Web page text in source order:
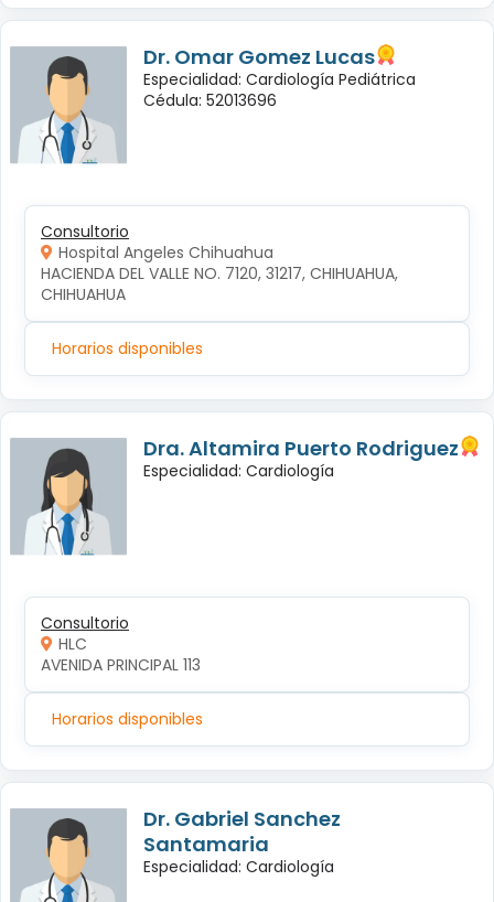
Dr. Omar Gomez Lucas
Especialidad: Cardiología Pediátrica
Cédula: 52013696
Consultorio
Hospital Angeles Chihuahua
HACIENDA DEL VALLE NO. 7120, 31217, CHIHUAHUA,
CHIHUAHUA
Horarios disponibles
Dra. Altamira Puerto Rodriguez
Especialidad: Cardiología
Consultorio
HLC
AVENIDA PRINCIPAL 113
Horarios disponibles
Dr. Gabriel Sanchez
Santamaria
Especialidad: Cardiología